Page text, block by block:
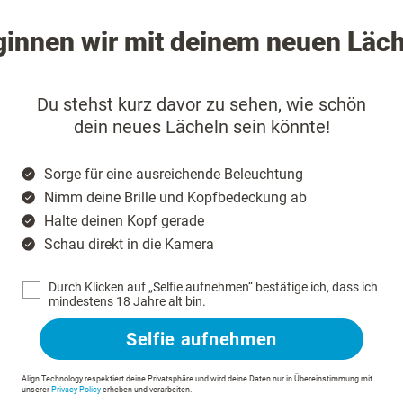
wir mit deinem neuen
Du stehst kurz davor zu sehen, wie schön
dein neues Lächeln sein könnte!
Sorge für eine ausreichende Beleuchtung
Nimm deine Brille und Kopfbedeckung ab
Halte deinen Kopf gerade
Schau direkt in die Kamera
Durch Klicken auf „Selfie aufnehmen“ bestätige ich, dass ich
mindestens 18 Jahre alt bin.
Selfie aufnehmen
Align Technology respektiert deine Privatsphäre und wird deine Daten nur in Übereinstimmung mit
unserer Privacy Policy erheben und verarbeiten.